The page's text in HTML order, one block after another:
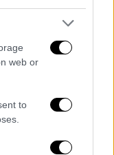
web or
to
11 Ναζί, οι
Photos
ενώ ο